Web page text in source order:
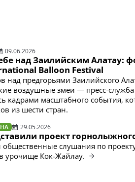
09.06.2026
над Заилийским Алатау:
Balloon Festival
над предгорьями Заилийского
воздушные змеи — пресс-
кадрами масштабного события,
из шести стран.
29.05.2026
проект
слушания по
урочище Кок-Жайлау.